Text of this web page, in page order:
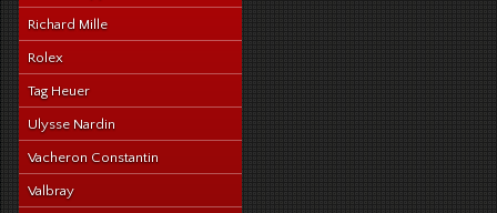
Richard Mille
Rolex
Tag Heuer
Ulysse Nardin
Vacheron Constantin
Valbray